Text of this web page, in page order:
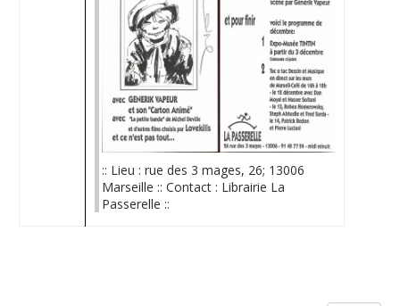
:: Lieu : rue des 3 mages, 26; 13006
Marseille :: Contact : Librairie La
Passerelle ::